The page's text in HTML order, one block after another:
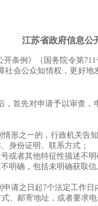
江苏省政府信息公
条例》（国务院令第
社会公众知情权，更好
，首先对申请予以审查
形之一的，行政机关告
身份证明、联系方式；
或者其他特征性描述不明
明确，包括未明确获取信
请之日起7个法定工作
、邮寄地址，或者要求